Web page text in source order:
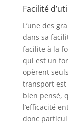
Facilité
L’une des
dans sa
facilite à la
qui est un
opèrent
transport est
bien pensé,
l’efficacité
donc